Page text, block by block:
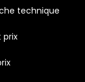
technique
prix